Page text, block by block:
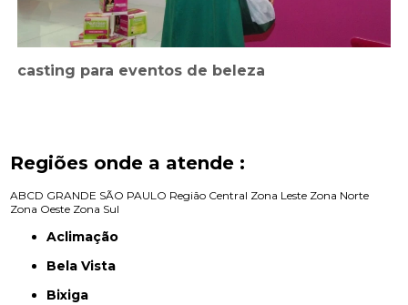
casting para eventos de beleza
Regiões onde a atende :
ABCD GRANDE SÃO PAULO Região Central Zona Leste Zona Norte
Zona Oeste Zona Sul
Aclimação
Bela Vista
Bixiga